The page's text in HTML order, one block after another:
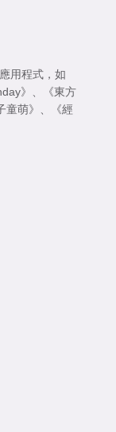
用程式，如
》 、
《東方
童萌》 、
《經